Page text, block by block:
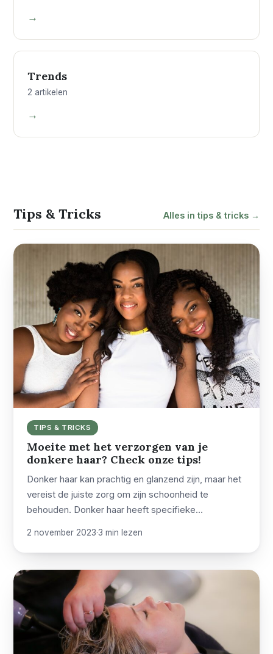
→
06
Trends
2 artikelen
→
Tips & Tricks Alles in tips & tricks →
TIPS & TRICKS
Moeite met het verzorgen van je
donkere haar? Check onze tips!
Donker haar kan prachtig en glanzend zijn, maar het
vereist de juiste zorg om zijn schoonheid te
behouden. Donker haar heeft specifieke…
2 november 2023·3 min lezen